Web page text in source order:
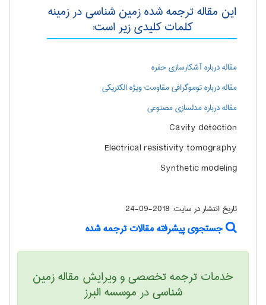
این مقاله ترجمه شده زمين شناسی در زمینه
کلمات کلیدی زیر است:
مقاله درباره آشکارسازی حفره
مقاله درباره توموگرافی مقاومت ویژه الکتریکی
مقاله درباره مدلسازی مصنوعی
Cavity detection
Electrical resistivity tomography
Synthetic modeling
تاریخ انتشار در سایت: 2018-09-24
جستجوی پیشرفته مقالات ترجمه شده
خدمات ترجمه تخصصی و ویرایش مقاله زمين
شناسی در موسسه البرز